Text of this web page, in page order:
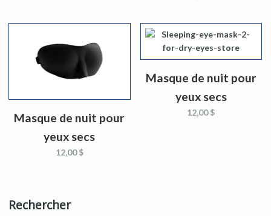
Masque de nuit pour
yeux secs
12,00 $
Masque de nuit pour
yeux secs
12,00 $
Rechercher